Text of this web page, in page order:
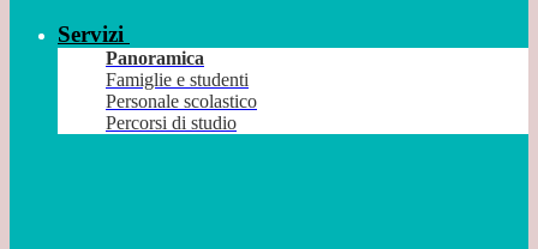
Servizi
Panoramica
Famiglie e studenti
Personale scolastico
Percorsi di studio